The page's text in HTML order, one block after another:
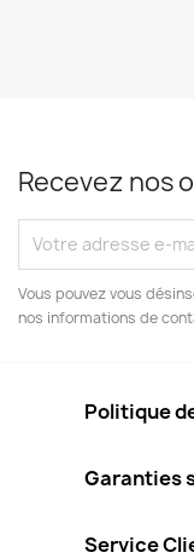
Recevez nos
Vous pouvez vous
nos informations de
Politique
Garanties
Service